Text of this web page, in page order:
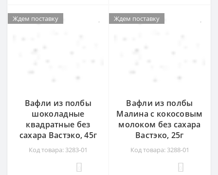
Ждем поставку
Ждем поставку
Вафли из полбы
шоколадные
квадратные без
сахара Вастэко, 45г
Код товара: 3283-01
Ждем поставку
Ждем поставку
Вафли из полбы
Малина с кокосовым
молоком без сахара
Вастэко, 25г
Код товара: 3288-01